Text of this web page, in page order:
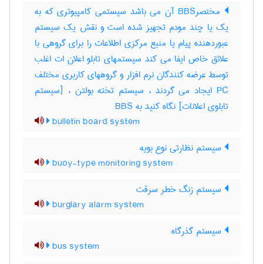
مختصرBBS آن می باشد سیستمی کامپیوتری که به
یک یا چند مودم تجهیز شده است و نقش یک سیستم
عبوردهنده پیام یا منبع مرکزی اطلاعات را برای گروهی با
علائق خاص ایفا می کند سیستمهای تابلو اعلان ات اغلب
توسط عرضه کنندگان نرم افزار و گروههای کاربری مختلف
PC ایجاد می گردند ، سیستم تخته بولتن ، [سیستم
تابلوی اعلانات] نگاه کنید به ‎ BBS
bulletin board system
سیستم نظارتی نوع بویه
buoy-type monitoring system
سیستم زنگ خطر سرقت
burglary alarm system
سیستم گذرگاه
bus system